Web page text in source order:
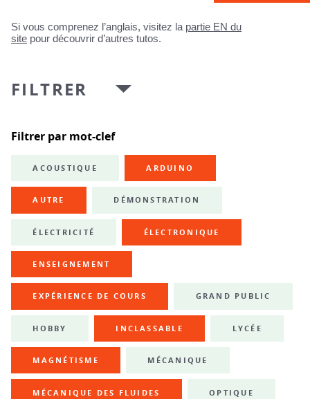
Si vous comprenez l’anglais, visitez la partie EN du
site pour découvrir d’autres tutos.
FILTRER
Filtrer par mot-clef
ACOUSTIQUE ARDUINO
AUTRE DÉMONSTRATION
ÉLECTRICITÉ ÉLECTRONIQUE
ENSEIGNEMENT
EXPÉRIENCE DE COURS GRAND PUBLIC
HOBBY INCLASSABLE LYCÉE
MAGNÉTISME MÉCANIQUE
MÉCANIQUE DES FLUIDES OPTIQUE